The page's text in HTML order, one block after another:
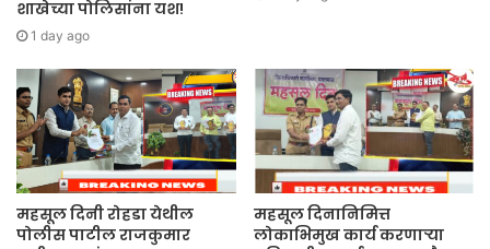
शाखेच्या पोलिसांना यश!
1 day ago
महसूल दिनी रोहडा येथील
पोलीस पाटील राजकुमार
महसूल दिनानिमित्त
लोकाभिमुख कार्य करणाऱ्या